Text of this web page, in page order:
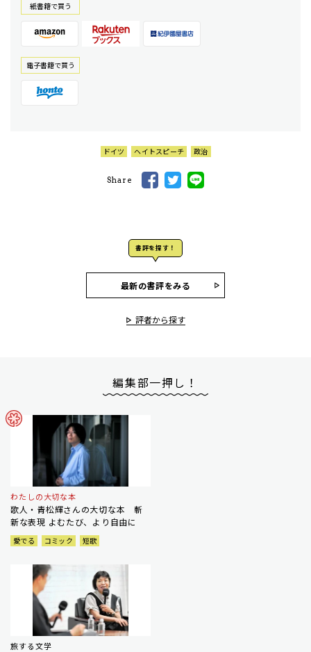
紙書籍で買う
電⼦書籍で買う
ドイツ ヘイトスピーチ 政治
Share
書評を探す！
最新の書評をみる
評者から探す
編集部一押し！
わたしの大切な本
歌人・青松輝さんの大切な本 斬
新な表現 よむたび、より自由に
愛でる コミック 短歌
旅する文学